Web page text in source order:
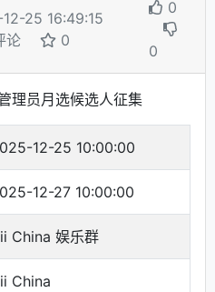
25 16:49:15
论 0
0
0
理员月选候选人征集
12-25 10:00:00
12-27 10:00:00
China 娱乐群
China